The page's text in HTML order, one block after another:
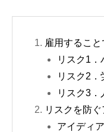
雇用するこ
リスク1．
リスク2．
リスク3．
リスクを防
アイディ